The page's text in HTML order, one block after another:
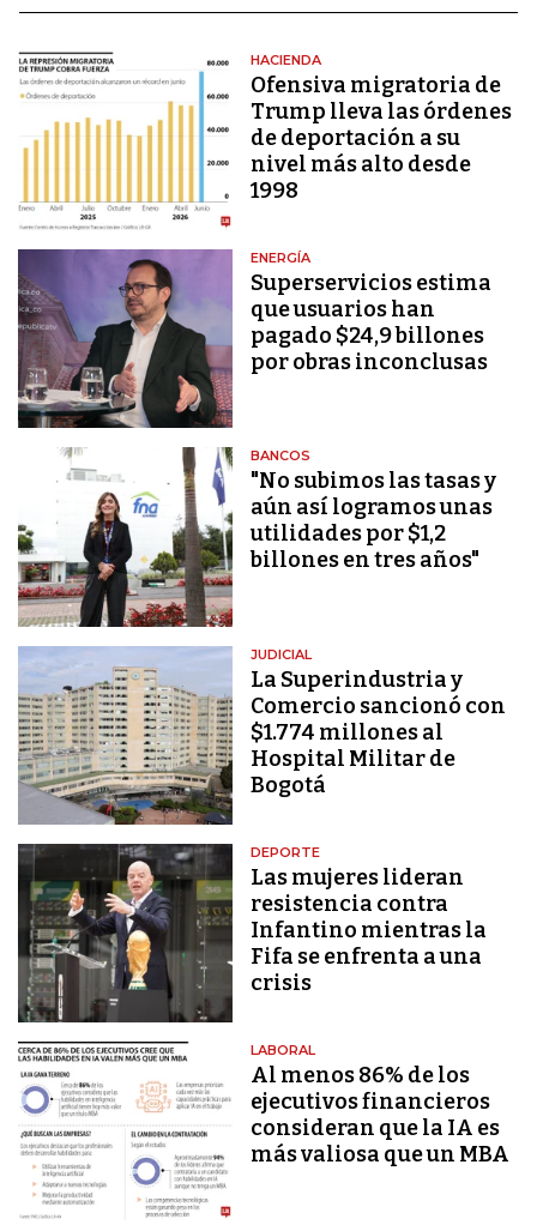
HACIENDA
Ofensiva migratoria de
Trump lleva las órdenes
de deportación a su
nivel más alto desde
1998
ENERGÍA
Superservicios estima
que usuarios han
pagado $24,9 billones
por obras inconclusas
BANCOS
"No subimos las tasas y
aún así logramos unas
utilidades por $1,2
billones en tres años"
JUDICIAL
La Superindustria y
Comercio sancionó con
$1.774 millones al
Hospital Militar de
Bogotá
DEPORTE
Las mujeres lideran
resistencia contra
Infantino mientras la
Fifa se enfrenta a una
crisis
LABORAL
Al menos 86% de los
ejecutivos financieros
consideran que la IA es
más valiosa que un MBA